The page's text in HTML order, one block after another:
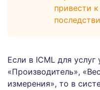
привести
Если в ICML для услуг
«Производитель»,
измерения», то в